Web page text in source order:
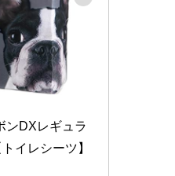
ンDXレギュラ
イレシーツ】